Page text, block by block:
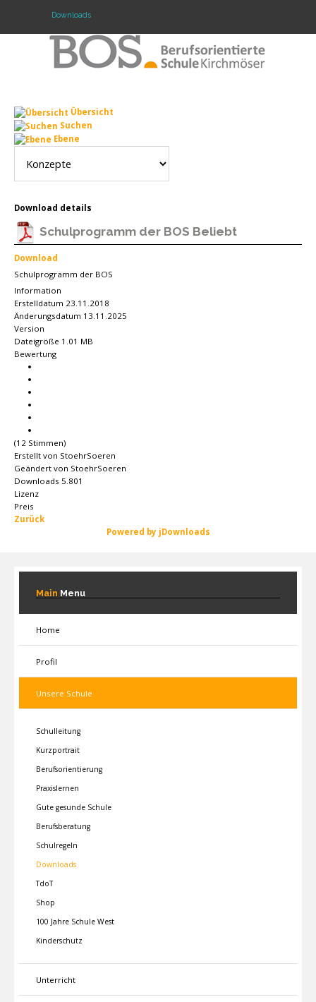
Warning: "continue" targeting switch is equivalent
Home
Profil
Unterricht
Termine
Mitwirkung
Kontakt
Downloads
Übersicht
Suchen
Ebene
Download details
Schulprogramm der BOS Beliebt
Download
Schulprogramm der BOS
Information
Erstelldatum 23.11.2018
Änderungsdatum 13.11.2025
Version
Dateigröße 1.01 MB
Bewertung
(12 Stimmen)
Erstellt von StoehrSoeren
Geändert von StoehrSoeren
Downloads 5.801
Lizenz
Preis
Zurück
Powered by jDownloads
Main Menu
Home
Profil
Unsere Schule
Schulleitung
Kurzportrait
Berufsorientierung
Praxislernen
Gute gesunde Schule
Berufsberatung
Schulregeln
Downloads
TdoT
Shop
100 Jahre Schule West
Kinderschutz
Unterricht